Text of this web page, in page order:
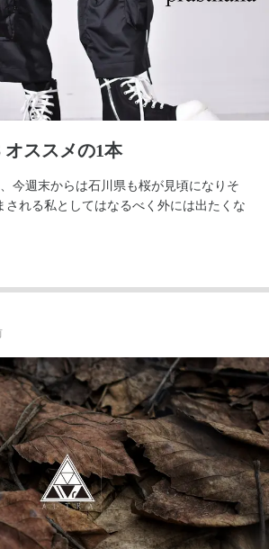
オススメの1本
今週末からは石川県も桜が見頃になりそ
される私としてはなるべく外には出たくな